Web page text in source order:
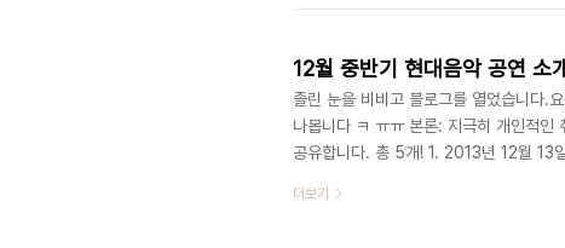
로 성공할 수가 없는 것인가(일단 성공의
12월 중반기 현대음악 공연 소
졸린 눈을 비비고 블로그를 열었습니다.
나봅니다 ㅋ ㅠㅠ 본론: 지극히 개인적인
공유합니다. 총 5개! 1. 2013년 12월 13
가 연주됩니다.자세한 공연 정보(클릭)
더보기